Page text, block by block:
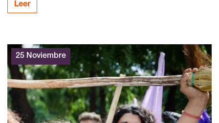
Leer
25 Noviembre